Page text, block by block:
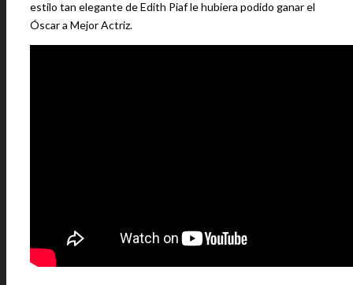
estilo tan elegante de Edith Piaf le hubiera podido ganar el
Óscar a Mejor Actriz.